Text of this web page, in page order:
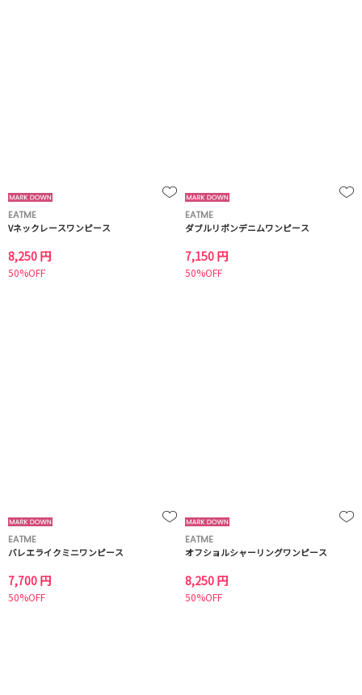
EATME
Vネックレースワンピース
8,250 円
50%OFF
EATME
ダブルリボンデニムワンピース
7,150 円
50%OFF
EATME
バレエライクミニワンピース
7,700 円
50%OFF
EATME
オフショルシャーリングワンピース
8,250 円
50%OFF